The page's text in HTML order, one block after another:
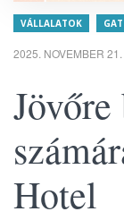
VÁLLALATOK
2025. NOVEMBER 21.
Jövőre
Hotel